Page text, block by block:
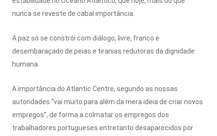
nunca se reveste de cabal importância.
A paz só se constrói com diálogo, livre, franco e
desembaraçado de peias e tiranias redutoras da dignidade
humana.
A importância do Atlantic Centre, segundo as nossas
autoridades “vai muito para além da mera ideia de criar novos
empregos”, de forma a colmatar os empregos dos
trabalhadores portugueses entretanto desaparecidos por